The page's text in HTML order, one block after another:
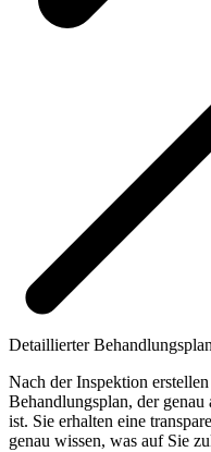
Detaillierter Behandlungsplan
Nach der Inspektion
Behandlungsplan, der
ist. Sie erhalten eine
genau wissen, was auf Sie